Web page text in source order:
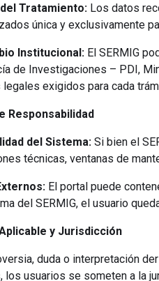
Tratamiento: Los datos
única y exclusivamente
Institucional: El SERMIG
de Investigaciones – PDI,
exigidos para cada
Responsabilidad
del Sistema: Si bien el
técnicas, ventanas de
El portal puede
del SERMIG, el usuario
y Jurisdicción
duda o interpretación
usuarios se someten a la